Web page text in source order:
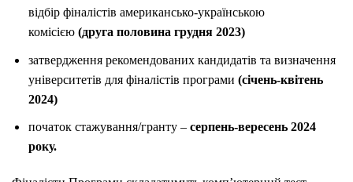
відбір фіналістів американсько-українською
комісією (друга половина грудня 2023)
затвердження рекомендованих кандидатів та визначення
університетів для фіналістів програми (січень-квітень
2024)
початок стажування/гранту – серпень-вересень 2024
року.